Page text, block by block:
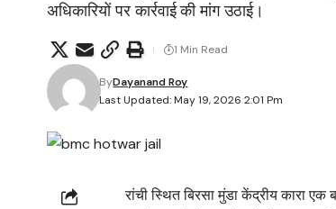
अधिकारियों पर कार्रवाई की मांग उठाई।
Last Updated: May 19, 2026 2:01 Pm
ByDayanand Roy
1 Min Read
रांची स्थित बिरसा मुंडा केंद्रीय कारा